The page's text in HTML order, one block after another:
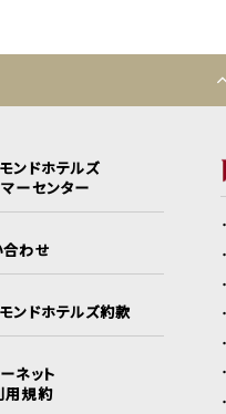
ンドホテルズ
ーセンター
合わせ
ンドホテルズ約款
ネット
用規約